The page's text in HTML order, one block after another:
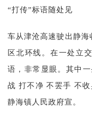
“打传”标语随处见
车从津沧高速驶出静
区北环线。在一处立
语，非常显眼。其中
战 打不净 不罢手 不
静海镇人民政府宣。